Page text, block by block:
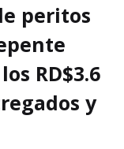
peritos
RD$3.6
y